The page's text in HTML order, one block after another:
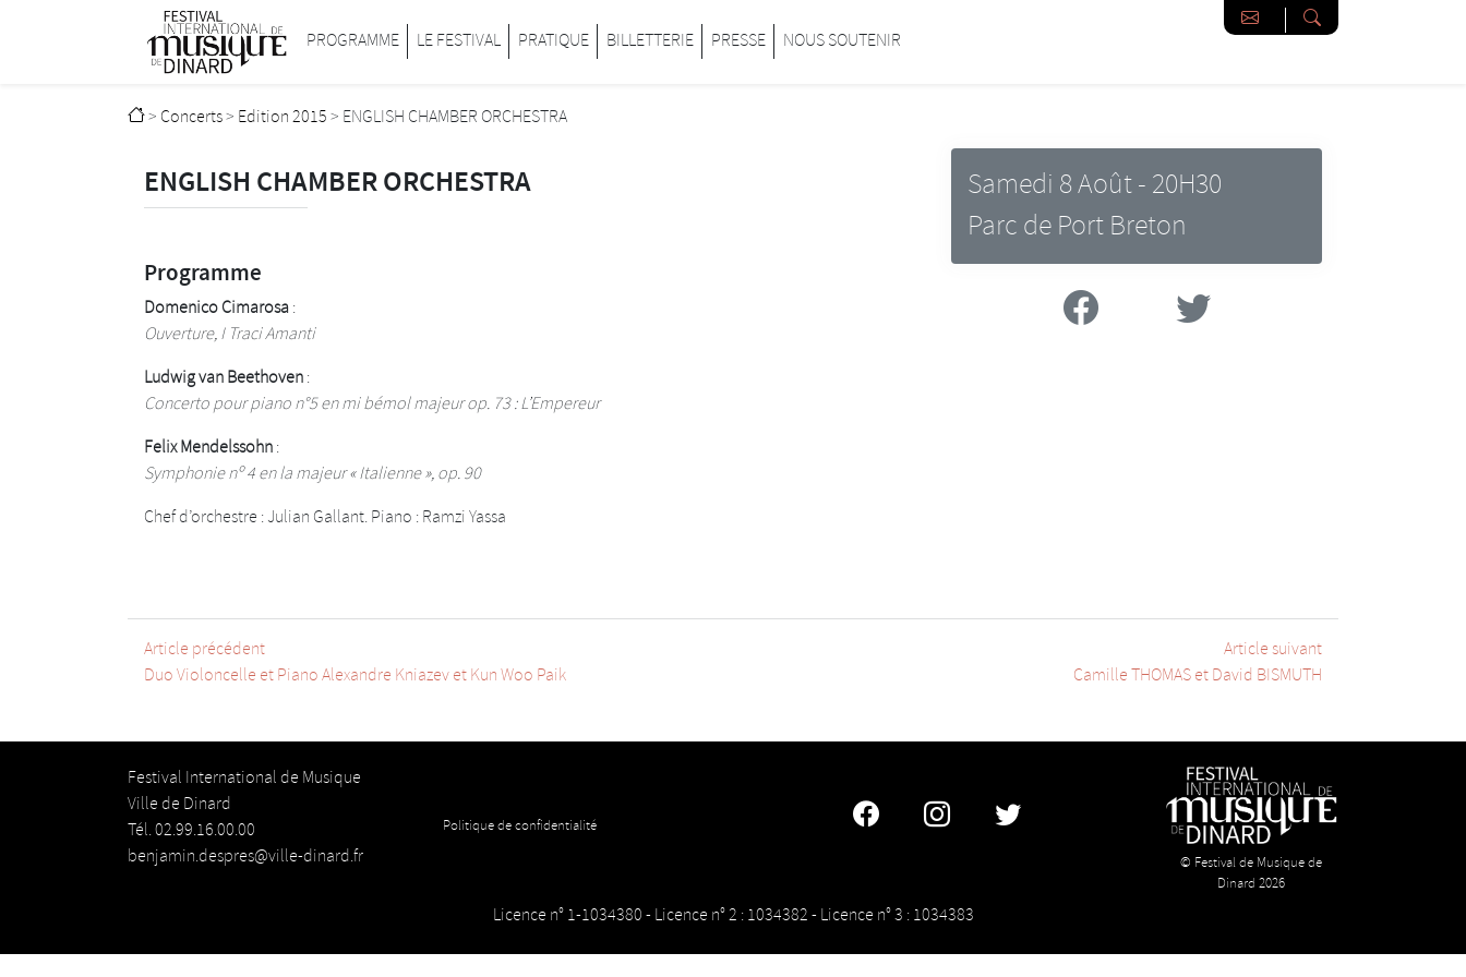
Passer au contenu principal
Festival international de musique de Dinard
PROGRAMME LE FESTIVAL PRATIQUE BILLETTERIE PRESSE NOUS SOUTENIR
> Concerts> Edition 2015> ENGLISH CHAMBER ORCHESTRA
ENGLISH CHAMBER ORCHESTRA
Programme
Domenico Cimarosa:
Ouverture, I Traci Amanti
Ludwig van Beethoven:
Concerto pour piano n°5 en mi bémol majeur op. 73 : L’Empereur
Felix Mendelssohn:
Symphonie nº 4 en la majeur « Italienne », op. 90
Chef d’orchestre : Julian Gallant. Piano : Ramzi Yassa
Samedi 8 Août - 20H30
Parc de Port Breton
FacebookTwitter
Article précédent
Duo Violoncelle et Piano Alexandre Kniazev et Kun Woo Paik
Article suivant
Camille THOMAS et David BISMUTH
Festival International de Musique
Ville de Dinard
Tél. 02.99.16.00.00
benjamin.despres@ville-dinard.fr
Politique de confidentialité FacebookInstagram
© Festival de Musique de
Dinard 2026
Licence n° 1-1034380 - Licence n° 2 : 1034382 - Licence n° 3 : 1034383